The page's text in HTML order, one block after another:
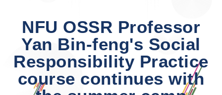
NFU OSSR Professor
Yan Bin-feng's Social
Responsibility Practice
course continues with